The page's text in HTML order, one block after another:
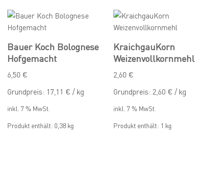
Bauer Koch Bolognese
Hofgemacht
6,50 €
Grundpreis: 17,11 € / kg
inkl. 7 % MwSt.
Produkt enthält: 0,38 kg
KraichgauKorn
Weizenvollkornmehl
2,60 €
Grundpreis: 2,60 € / kg
inkl. 7 % MwSt.
Produkt enthält: 1 kg